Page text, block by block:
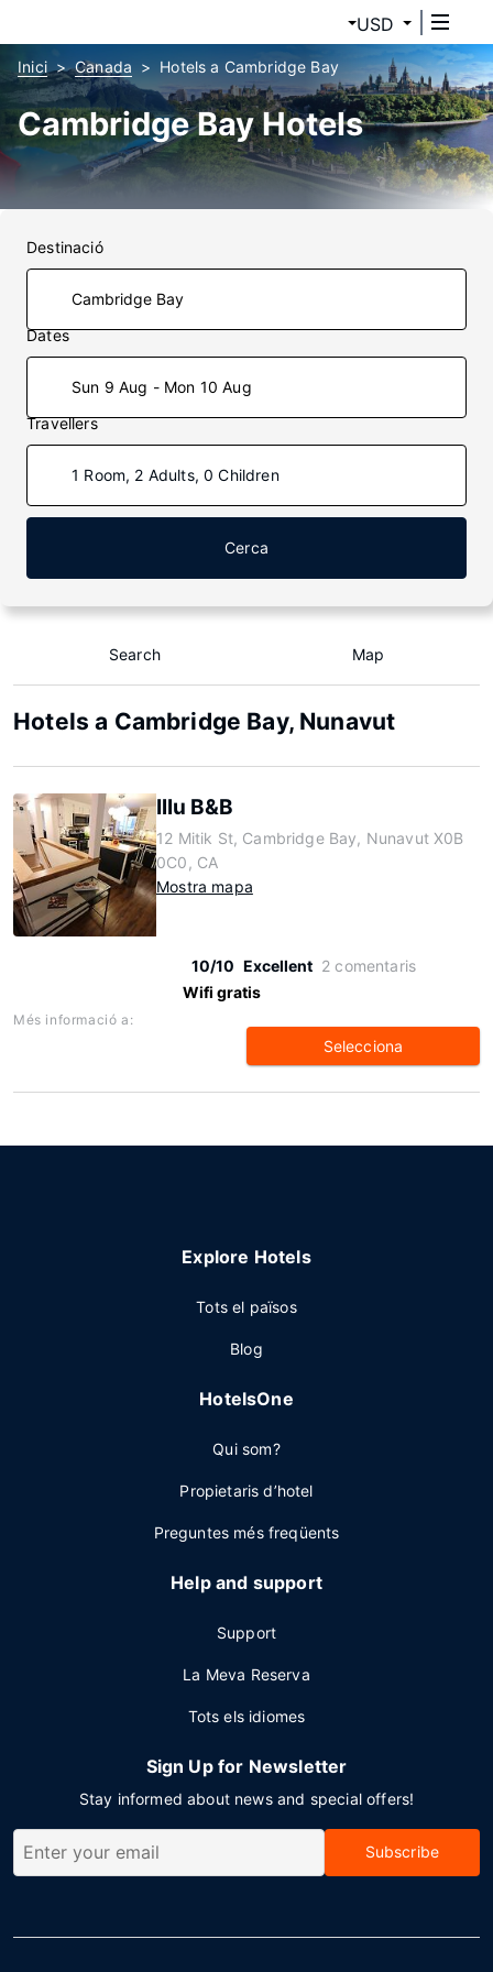
USD
Inici Canada Hotels a Cambridge Bay
Cambridge Bay Hotels
Destinació
Dates
Sun 9 Aug - Mon 10 Aug
Travellers
1 Room, 2 Adults, 0 Children
Cerca
Search Map
Hotels a Cambridge Bay, Nunavut
Illu B&B
12 Mitik St, Cambridge Bay, Nunavut X0B
0C0, CA
Mostra mapa
10/10 Excellent 2 comentaris
Wifi gratis
Més informació a:
Selecciona
Explore Hotels
Tots el països
Blog
HotelsOne
Qui som?
Propietaris d’hotel
Preguntes més freqüents
Help and support
Support
La Meva Reserva
Tots els idiomes
Sign Up for Newsletter
Stay informed about news and special offers!
Subscribe